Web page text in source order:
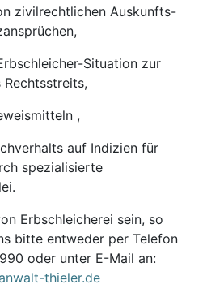
zivilrechtlichen Auskunfts-
Situation zur
,
auf Indizien für
spezialisierte
Erbschleicherei sein, so
bitte entweder per Telefon
oder unter E-Mail an:
thieler.de